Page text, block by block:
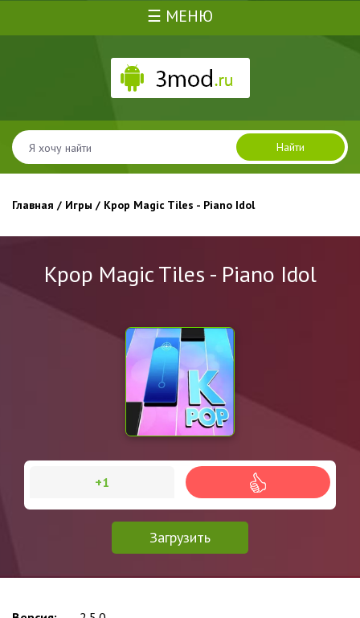
☰ МЕНЮ
Найти
Главная / Игры / Kpop Magic Tiles - Piano Idol
Kpop Magic Tiles - Piano Idol
Загрузить
+1